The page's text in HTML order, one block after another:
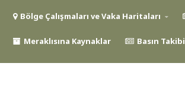
Bölge Çalışmaları ve Vaka Haritaları
Meraklısına Kaynaklar Basın Takibi